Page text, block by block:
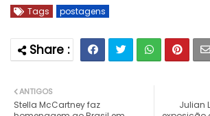
Tags postagens
Julian
ANTIGOS
Stella McCartney faz